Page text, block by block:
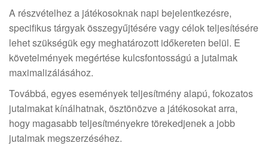
A részvételhez a játékosoknak napi bejelentkezésre,
specifikus tárgyak összegyűjtésére vagy célok teljesítésére
lehet szükségük egy meghatározott időkereten belül. E
követelmények megértése kulcsfontosságú a jutalmak
maximalizálásához.
Továbbá, egyes események teljesítmény alapú, fokozatos
jutalmakat kínálhatnak, ösztönözve a játékosokat arra,
hogy magasabb teljesítményekre törekedjenek a jobb
jutalmak megszerzéséhez.